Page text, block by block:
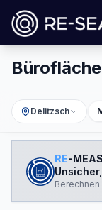
Delitzsch
RE-